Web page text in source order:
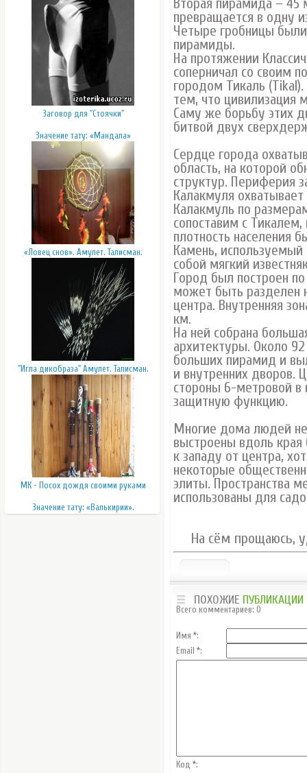
Заговор для "Стоячки"
Значение тату: «Мандала»
«Ловец снов». Амулет. Талисман.
"Игла дикобраза" Амулет. Талисман.
МК - Посох дождя своими руками
Значение тату: «Валькирии».
Вторая пирамида – 45
превращается в одну
Четыре гробницы
пирамиды.
На протяжении
соперничал со своим
городом Тикаль
тем, что цивилизация
Саму же борьбу этих
битвой двух
Сердце города
область, на которой
структур. Периферия
Калакмуля
Калакмуль по
сопоставим с
плотность населения
Камень, используемый
собой мягкий
Город был построен
может быть разделен
центра. Внутренняя
км.
На ней собрана
архитектуры. Около
больших пирамид и
и внутренних дворов.
стороны 6-метровой в
защитную функцию.
Многие дома людей
выстроены вдоль края
к западу от центра,
некоторые
элиты. Пространства
использованы для
На сём прощаюсь,
ПОХОЖИЕ ПУБЛИКАЦИИ
Всего комментариев: 0
Имя *:
Email *:
Код *: